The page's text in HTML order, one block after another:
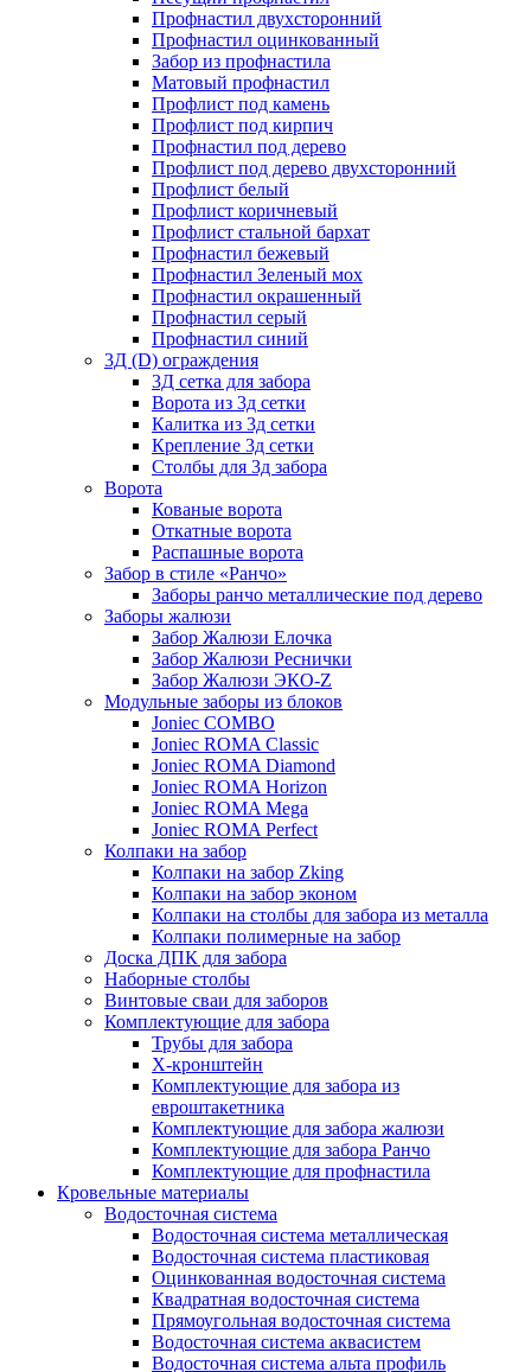
Профнастил двухсторонний
Профнастил оцинкованный
Забор из профнастила
Матовый профнастил
Профлист под камень
Профлист под кирпич
Профнастил под дерево
Профлист под дерево двухсторонний
Профлист белый
Профлист коричневый
Профлист стальной бархат
Профнастил бежевый
Профнастил Зеленый мох
Профнастил окрашенный
Профнастил серый
Профнастил синий
3Д (D) ограждения
3Д сетка для забора
Ворота из 3д сетки
Калитка из 3д сетки
Крепление 3д сетки
Столбы для 3д забора
Ворота
Кованые ворота
Откатные ворота
Распашные ворота
Забор в стиле «Ранчо»
Заборы ранчо металлические под дерево
Заборы жалюзи
Забор Жалюзи Елочка
Забор Жалюзи Реснички
Забор Жалюзи ЭКО-Z
Модульные заборы из блоков
Joniec COMBO
Joniec ROMA Classic
Joniec ROMA Diamond
Joniec ROMA Horizon
Joniec ROMA Mega
Joniec ROMA Perfect
Колпаки на забор
Колпаки на забор Zking
Колпаки на забор эконом
Колпаки на столбы для забора из металла
Колпаки полимерные на забор
Доска ДПК для забора
Наборные столбы
Винтовые сваи для заборов
Комплектующие для забора
Трубы для забора
Х-кронштейн
Комплектующие для забора из
евроштакетника
Комплектующие для забора жалюзи
Комплектующие для забора Ранчо
Комплектующие для профнастила
Кровельные материалы
Водосточная система
Водосточная система металлическая
Водосточная система пластиковая
Оцинкованная водосточная система
Квадратная водосточная система
Прямоугольная водосточная система
Водосточная система аквасистем
Водосточная система альта профиль